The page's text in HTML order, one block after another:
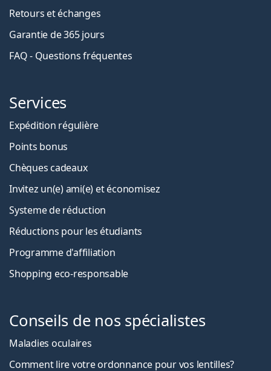
Retours et échanges
Garantie de 365 jours
FAQ - Questions fréquentes
Services
Expédition régulière
Points bonus
Chèques cadeaux
Invitez un(e) ami(e) et économisez
Systeme de réduction
Réductions pour les étudiants
Programme d'affiliation
Shopping eco-responsable
Conseils de nos spécialistes
Maladies oculaires
Comment lire votre ordonnance pour vos lentilles?